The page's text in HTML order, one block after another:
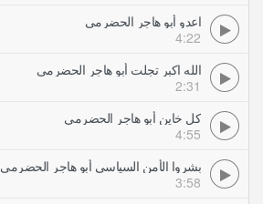
اعدو أبو هاجر الحضرمي
4:22
الله اكبر تجلت أبو هاجر الحضرمي
2:31
كل خاين أبو هاجر الحضرمي
4:55
بشروا الأمن السياسي أبو هاجر الحضرمي
3:58